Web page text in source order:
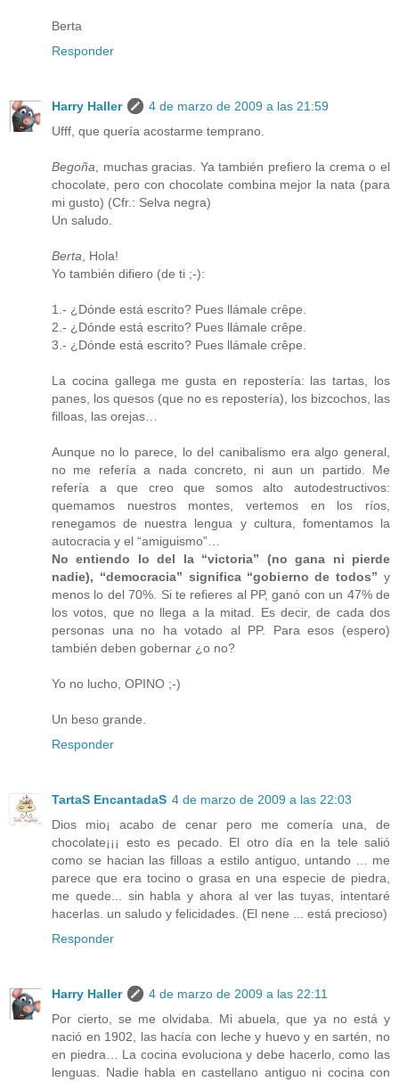
Berta
Responder
Harry Haller
4 de marzo de 2009 a las 21:59
Ufff, que quería acostarme temprano.
Begoña, muchas gracias. Ya también prefiero la crema o el
chocolate, pero con chocolate combina mejor la nata (para
mi gusto) (Cfr.: Selva negra)
Un saludo.
Berta, Hola!
Yo también difiero (de ti ;-):
1.- ¿Dónde está escrito? Pues llámale crêpe.
2.- ¿Dónde está escrito? Pues llámale crêpe.
3.- ¿Dónde está escrito? Pues llámale crêpe.
La cocina gallega me gusta en repostería: las tartas, los
panes, los quesos (que no es repostería), los bizcochos, las
filloas, las orejas…
Aunque no lo parece, lo del canibalismo era algo general,
no me refería a nada concreto, ni aun un partido. Me
refería a que creo que somos alto autodestructivos:
quemamos nuestros montes, vertemos en los ríos,
renegamos de nuestra lengua y cultura, fomentamos la
autocracia y el “amiguismo”…
No entiendo lo del la “victoria” (no gana ni pierde
nadie), “democracia” significa “gobierno de todos” y
menos lo del 70%. Si te refieres al PP, ganó con un 47% de
los votos, que no llega a la mitad. Es decir, de cada dos
personas una no ha votado al PP. Para esos (espero)
también deben gobernar ¿o no?
Yo no lucho, OPINO ;-)
Un beso grande.
Responder
TartaS EncantadaS 4 de marzo de 2009 a las 22:03
Dios mio¡ acabo de cenar pero me comería una, de
chocolate¡¡¡ esto es pecado. El otro día en la tele salió
como se hacian las filloas a estilo antiguo, untando ... me
parece que era tocino o grasa en una especie de piedra,
me quede... sin habla y ahora al ver las tuyas, intentaré
hacerlas. un saludo y felicidades. (El nene ... está precioso)
Responder
Harry Haller
4 de marzo de 2009 a las 22:11
Por cierto, se me olvidaba. Mi abuela, que ya no está y
nació en 1902, las hacía con leche y huevo y en sartén, no
en piedra… La cocina evoluciona y debe hacerlo, como las
lenguas. Nadie habla en castellano antiguo ni cocina con